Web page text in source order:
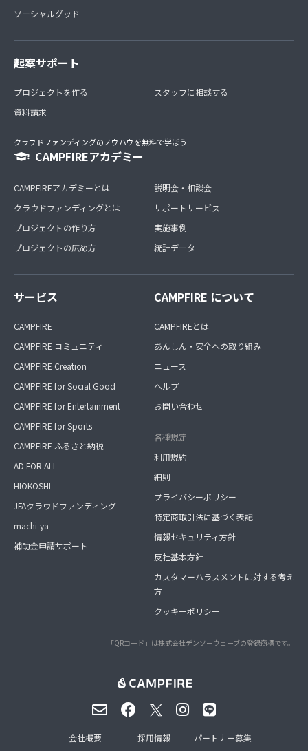
ソーシャルグッド
起案サポート
プロジェクトを作る
資料請求
スタッフに相談する
クラウドファンディングのノウハウを無料で学ぼう
CAMPFIREアカデミー
CAMPFIREアカデミーとは
クラウドファンディングとは
プロジェクトの作り方
プロジェクトの広め方
説明会・相談会
サポートサービス
実施事例
統計データ
サービス
CAMPFIRE
CAMPFIRE コミュニティ
CAMPFIRE Creation
CAMPFIRE for Social Good
CAMPFIRE for Entertainment
CAMPFIRE for Sports
CAMPFIRE ふるさと納税
AD FOR ALL
HIOKOSHI
JFAクラウドファンディング
machi-ya
補助金申請サポート
CAMPFIRE について
CAMPFIREとは
あんしん・安全への取り組み
ニュース
ヘルプ
お問い合わせ
各種規定
利用規約
細則
プライバシーポリシー
特定商取引法に基づく表記
情報セキュリティ方針
反社基本方針
カスタマーハラスメントに対する考え
方
クッキーポリシー
「QRコード」は株式会社デンソーウェーブの登録商標です。
会社概要 採用情報 パートナー募集